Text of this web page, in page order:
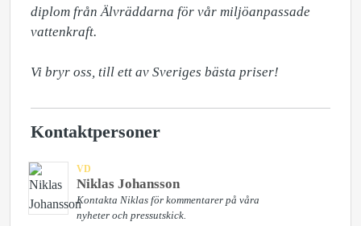
diplom från Älvräddarna för vår miljöanpassade
vattenkraft.
Vi bryr oss, till ett av Sveriges bästa priser!
Kontaktpersoner
VD
Niklas Johansson
Kontakta Niklas för kommentarer på våra
nyheter och pressutskick.